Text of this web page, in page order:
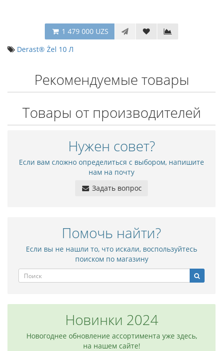
1 479 000 UZS
Derast® Żel 10 Л
Рекомендуемые товары
Товары от производителей
Нужен совет?
Если вам сложно определиться с выбором, напишите
нам на почту
Задать вопрос
Помочь найти?
Если вы не нашли то, что искали, воспользуйтесь
поиском по магазину
Новинки 2024
Новогоднее обновление ассортимента уже здесь,
на нашем сайте!